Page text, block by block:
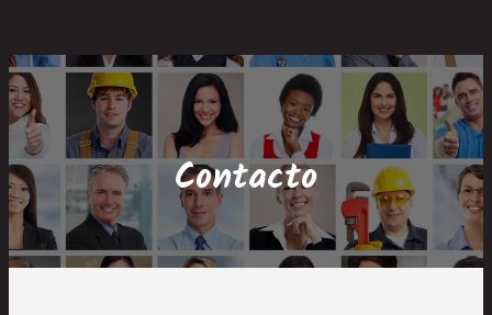
Saltar
al
contenido
Saltar
a
la
navegación
Mapa
del
sitio
Ir
al
contenido
Contacto